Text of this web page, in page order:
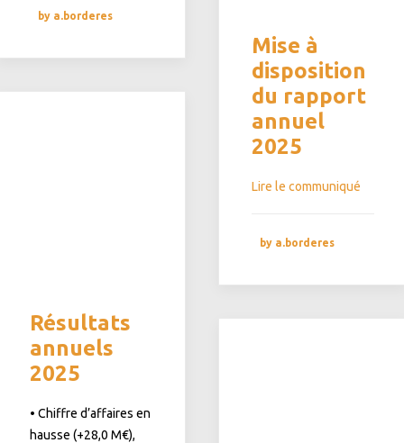
by a.borderes
Mise à
disposition
du rapport
annuel
2025
Lire le communiqué
by a.borderes
Résultats
annuels
2025
• Chiffre d’affaires en
hausse (+28,0 M€),